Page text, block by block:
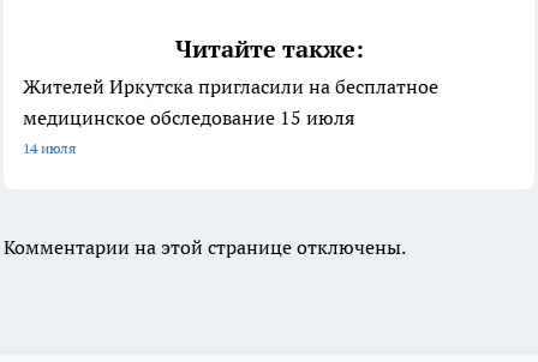
Читайте также:
Жителей Иркутска пригласили на бесплатное
медицинское обследование 15 июля
14 июля
Комментарии на этой странице отключены.